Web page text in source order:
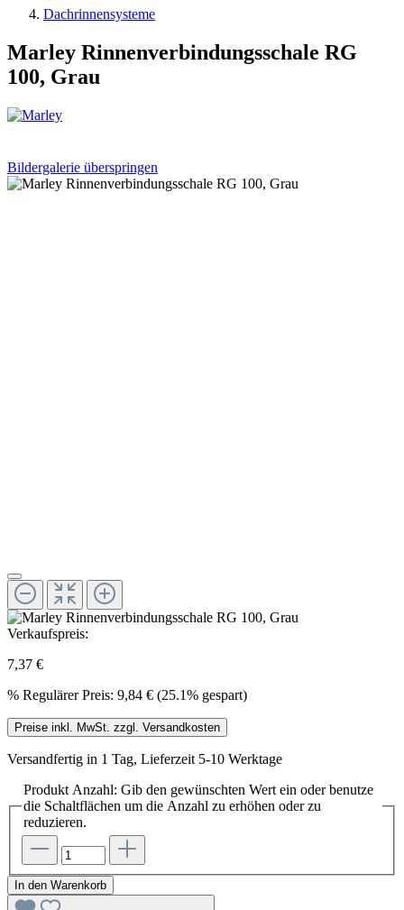
Dachrinnensysteme
Marley Rinnenverbindungsschale RG
100, Grau
Bildergalerie überspringen
Verkaufspreis:
7,37 €
% Regulärer Preis: 9,84 € (25.1% gespart)
Preise inkl. MwSt. zzgl. Versandkosten
Versandfertig in 1 Tag, Lieferzeit 5-10 Werktage
Produkt Anzahl: Gib den gewünschten Wert ein oder benutze
die Schaltflächen um die Anzahl zu erhöhen oder zu
reduzieren.
In den Warenkorb